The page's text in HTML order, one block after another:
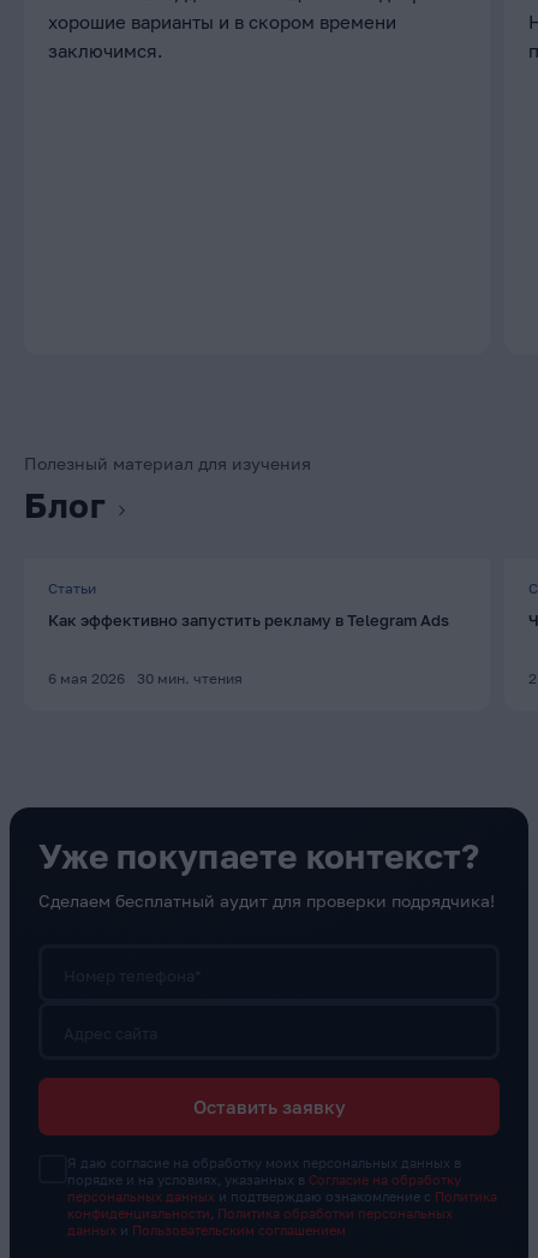
хорошие варианты и в скором времени
заключимся.
Полезный материал для изучения
Блог
Статьи
Как эффективно запустить рекламу в Telegram Ads
6 мая 2026 30 мин. чтения
Уже покупаете контекст?
Сделаем бесплатный аудит для проверки подрядчика!
Оставить заявку
Я даю согласие на обработку моих персональных данных в
порядке и на условиях, указанных в Согласие на обработку
персональных данных и подтверждаю ознакомление с Политика
конфиденциальности
Политика обработки персональных
данных и Пользовательским соглашением